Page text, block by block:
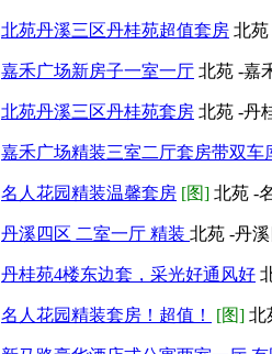
北苑丹溪三区丹桂苑超值套房 北苑
嘉禾广场新房子一室一厅 北苑 -嘉
北苑丹溪三区丹桂苑套房 北苑 -丹
嘉禾广场精装三室二厅套房带双车
名人花园精装温馨套房 [图] 北苑 -
丹溪四区 二室一厅 精装 北苑 -丹
丹桂苑4楼东边套，采光好通风好
名人花园精装套房！超值！ [图] 北